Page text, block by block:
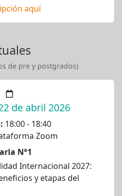
aquí
de pre y postgrados)
de abril 2026
18:00 - 18:40
Zoom
N°1
Internacional 2027:
y etapas del